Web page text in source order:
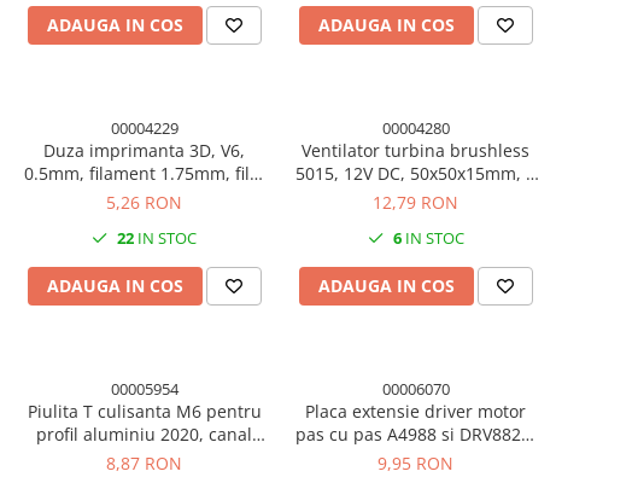
ADAUGA IN COS ADAUGA IN COS
00004229
Duza imprimanta 3D, V6,
0.5mm, filament 1.75mm, filet
M6, hexagon 7mm, alama
5,26 RON
22 IN STOC
ADAUGA IN COS
00004280
Ventilator turbina brushless
5015, 12V DC, 50x50x15mm, 2
pini
12,79 RON
6IN STOC
ADAUGA IN COS
00005954
Piulita T culisanta M6 pentru
profil aluminiu 2020, canal
6mm (set 5 buc.)
8,87 RON
00006070
Placa extensie driver motor
pas cu pas A4988 si DRV8825,
12-30V
9,95 RON